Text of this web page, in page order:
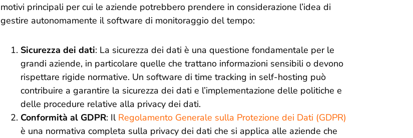
motivi principali per cui le aziende potrebbero prendere in considerazione l’idea di
gestire autonomamente il software di monitoraggio del tempo:
Sicurezza dei dati: La sicurezza dei dati è una questione fondamentale per le
grandi aziende, in particolare quelle che trattano informazioni sensibili o devono
rispettare rigide normative. Un software di time tracking in self-hosting può
contribuire a garantire la sicurezza dei dati e l’implementazione delle politiche e
delle procedure relative alla privacy dei dati.
Conformità al GDPR: Il Regolamento Generale sulla Protezione dei Dati (GDPR)
è una normativa completa sulla privacy dei dati che si applica alle aziende che